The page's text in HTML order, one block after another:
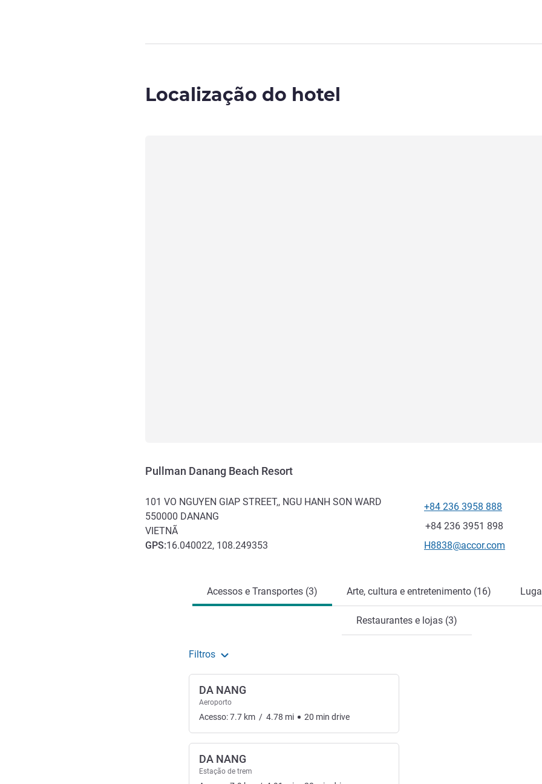
Localização do hotel
Pullman Danang Beach Resort
101 VO NGUYEN GIAP STREET,, NGU HANH SON WARD
550000 DANANG
VIETNÃ
GPS:16.040022, 108.249353
Telefone
+84 236 3958 888
Fax
+84 236 3951 898
E-mail de contacto
H8838@accor.com
Acessos e Transportes (3) Arte, cultura e entretenimento (16)
Restaurantes e lojas (3)
Filtros
DA NANG
Aeroporto
Acesso:7.7 km / 4.78 mi 20 min drive
DA NANG
Estação de trem